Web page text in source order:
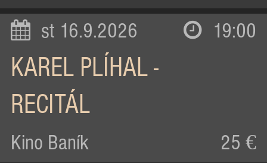
st 16.9.2026 19:00
KAREL PLÍHAL -
RECITÁL
Kino Baník 25 €